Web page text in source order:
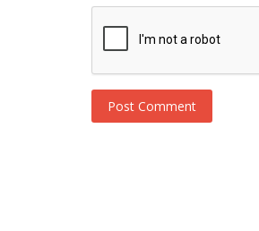
Post Comment